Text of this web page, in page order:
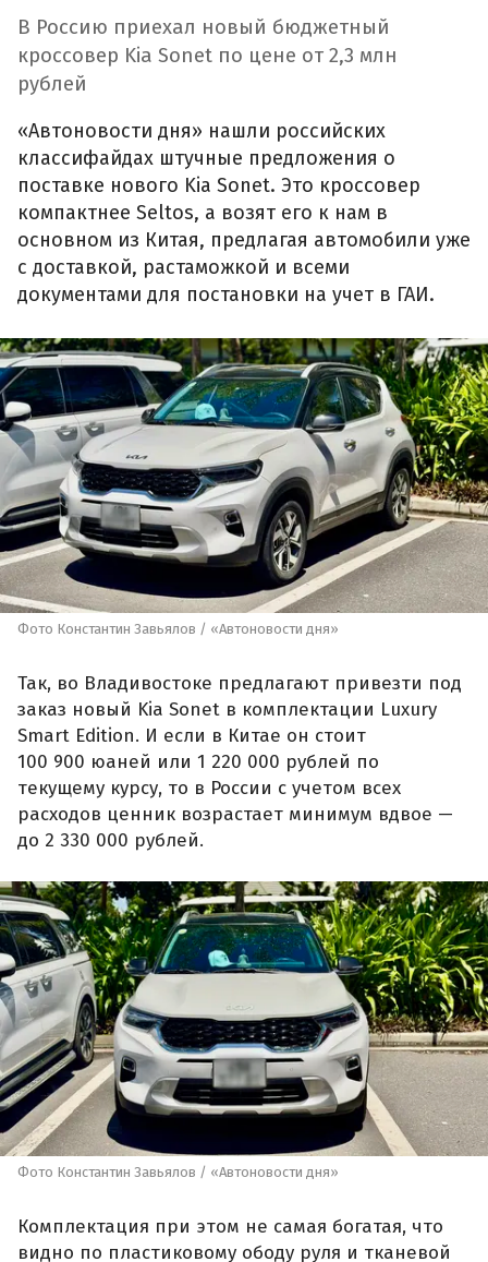
В Россию приехал новый бюджетный
кроссовер Kia Sonet по цене от 2,3 млн
рублей
«Автоновости дня» нашли российских
классифайдах штучные предложения о
поставке нового Kia Sonet. Это кроссовер
компактнее Seltos, а возят его к нам в
основном из Китая, предлагая автомобили уже
с доставкой, растаможкой и всеми
документами для постановки на учет в ГАИ.
Фото Константин Завьялов / «Автоновости дня»
Так, во Владивостоке предлагают привезти под
заказ новый Kia Sonet в комплектации Luxury
Smart Edition. И если в Китае он стоит
100 900 юаней или 1 220 000 рублей по
текущему курсу, то в России с учетом всех
расходов ценник возрастает минимум вдвое —
до 2 330 000 рублей.
Фото Константин Завьялов / «Автоновости дня»
Комплектация при этом не самая богатая, что
видно по пластиковому ободу руля и тканевой